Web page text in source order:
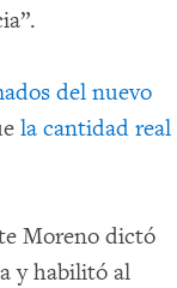
del nuevo
la cantidad real
Moreno dictó
y habilitó al